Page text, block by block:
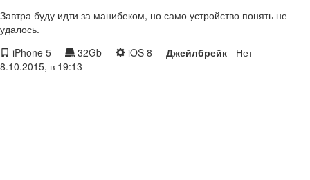
Завтра буду идти за манибеком, но само устройство понять не
удалось.
iPhone 5
32Gb iOS 8 Джейлбрейк - Нет
8.10.2015, в 19:13